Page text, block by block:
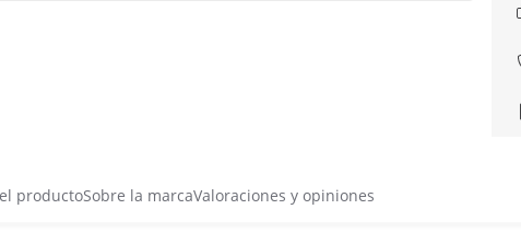
productoSobre la marcaValoraciones y opiniones